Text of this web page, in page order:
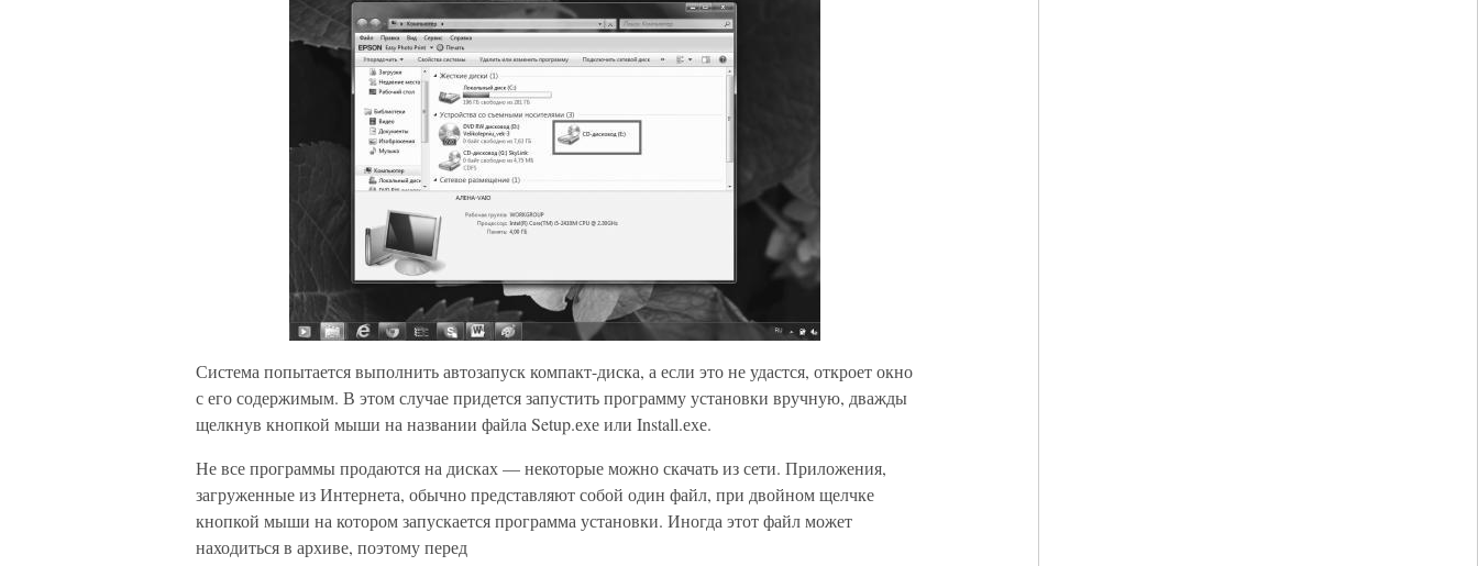
Система попытается выполнить автозапуск компакт-диска, а если это не удастся, откроет окно
с его содержимым. В этом случае придется запустить программу установки вручную, дважды
щелкнув кнопкой мыши на названии файла Setup.ехе или Install.ехе.
Не все программы продаются на дисках — некоторые можно скачать из сети. Приложения,
загруженные из Интернета, обычно представляют собой один файл, при двойном щелчке
кнопкой мыши на котором запускается программа установки. Иногда этот файл может
находиться в архиве, поэтому перед